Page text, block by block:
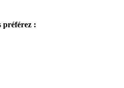
préférez :